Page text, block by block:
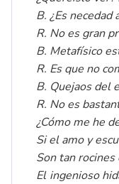
B. ¿Es necedad
R. No es gran
B. Metafísico
R. Es que no
B. Quejaos del
R. No es
¿Cómo me
Si el amo y
Son tan rocines
El ingenioso